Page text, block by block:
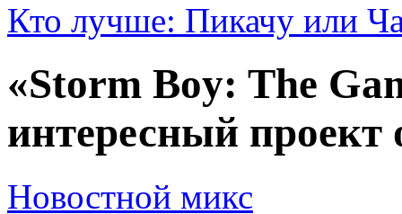
Кто лучше: Пикачу или
«Storm Boy: The
интересный проект
Новостной микс